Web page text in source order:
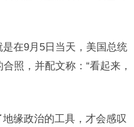
在9月5日当天，美国总统
照，并配文称：“看起来，
缘政治的工具，才会感叹